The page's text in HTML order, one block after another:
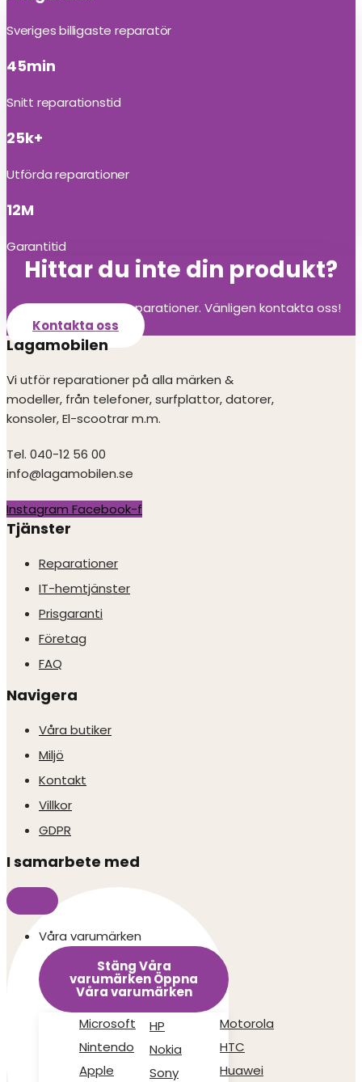
Sveriges billigaste reparatör
45min
Snitt reparationstid
25k+
Utförda reparationer
12M
Garantitid
Hittar du inte din produkt?
Vi utför alla olika reparationer. Vänligen kontakta oss!
Kontakta oss
Lagamobilen
Vi utför reparationer på alla märken &
modeller, från telefoner, surfplattor, datorer,
konsoler, El-scootrar m.m.
Tel. 040-12 56 00
info@lagamobilen.se
Instagram Facebook-f
Tjänster
Reparationer
IT-hemtjänster
Prisgaranti
Företag
FAQ
Navigera
Våra butiker
Miljö
Kontakt
Villkor
GDPR
I samarbete med
Våra varumärken
Stäng Våra
varumärkenÖppna
Våra varumärken
Microsoft
Nintendo
Apple
HP
Nokia
Sony
Motorola
HTC
Huawei